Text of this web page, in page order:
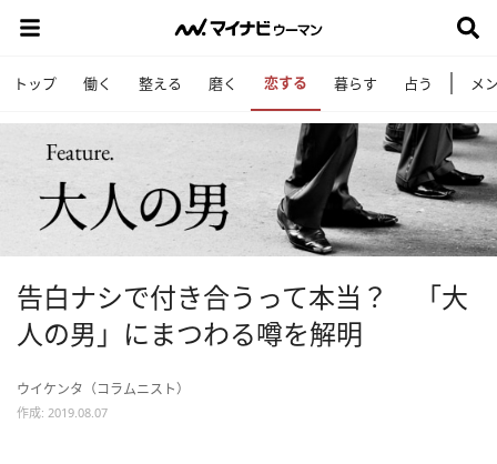
トップ 働く 整える 磨く 恋する 暮らす 占う メ
告白ナシで付き合うって本当？ 「大
人の男」にまつわる噂を解明
ウイケンタ（コラムニスト）
作成: 2019.08.07